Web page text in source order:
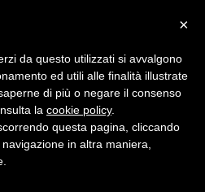
suv Peugeot
×
da questo utilizzati si avvalgono
ed utili alle finalità illustrate
di più o negare il consenso
la cookie policy.
questa pagina, cliccando
in altra maniera,